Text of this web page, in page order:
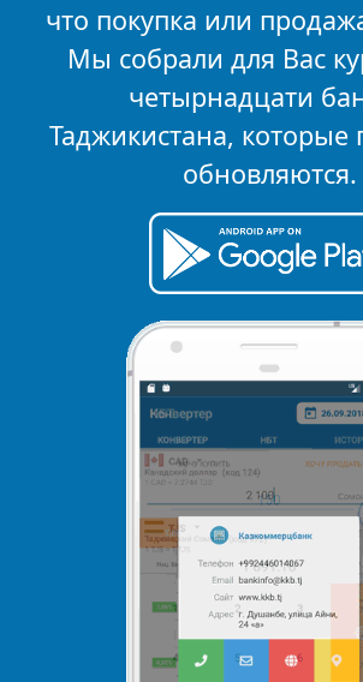
что покупка или
Мы собрали для Вас
четырнадцати
Таджикистана, которые
обновляются.